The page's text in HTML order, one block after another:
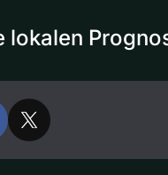
lokalen